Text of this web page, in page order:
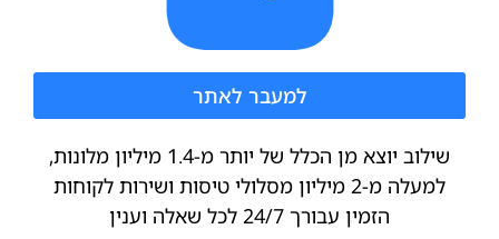
למעבר לאתר
שילוב יוצא מן הכלל של יותר מ-1.4 מיליון מלונות,
למעלה מ-2 מיליון מסלולי טיסות ושירות לקוחות
הזמין עבורך 24/7 לכל שאלה וענין